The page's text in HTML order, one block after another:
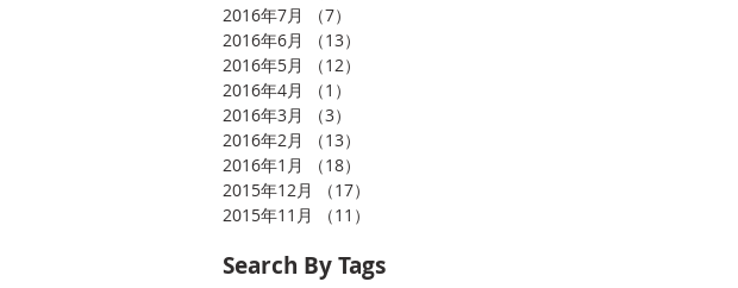
2016年7月
（7）
2016年6月
（13）
2016年5月
（12）
2016年4月
（1）
2016年3月
（3）
2016年2月
（13）
2016年1月
（18）
2015年12月
（17）
2015年11月
（11）
Search By Tags